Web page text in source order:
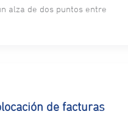
alza de dos puntos entre
de facturas